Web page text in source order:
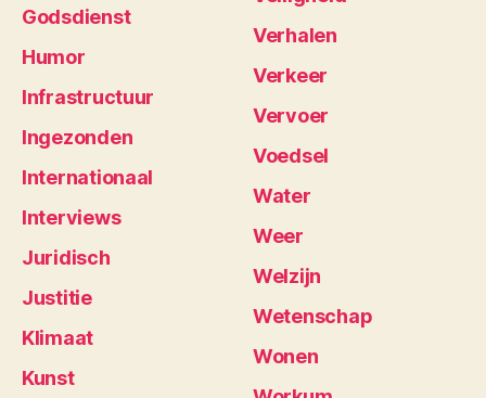
Godsdienst
Humor
Infrastructuur
Ingezonden
Internationaal
Interviews
Juridisch
Justitie
Klimaat
Kunst
Verhalen
Verkeer
Vervoer
Voedsel
Water
Weer
Welzijn
Wetenschap
Wonen